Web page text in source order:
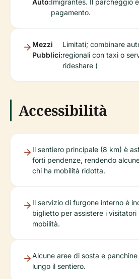
Auto: Imigrantes. Il parcheggio
pagamento.
Mezzi
Pubblici:
Limitati; combinare
regionali con taxi o
rideshare (
Accessibilità
Il sentiero principale (8 km) è
forti pendenze, rendendo
chi ha mobilità ridotta.
Il servizio di furgone interno è
biglietto per assistere i visitatori
mobilità.
Alcune aree di sosta e
lungo il sentiero.